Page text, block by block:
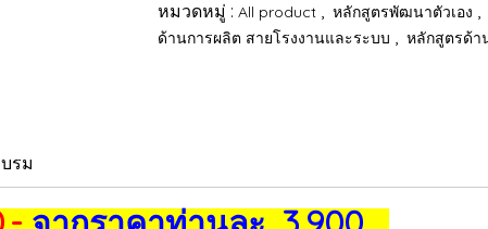
หมวดหมู่ : All product หลักสูตรพัฒนาตัวเอง
ด้านการผลิต สายโรงงานและระบบ หลักสูตรด้า
รม